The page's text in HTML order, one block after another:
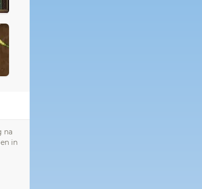
na
in